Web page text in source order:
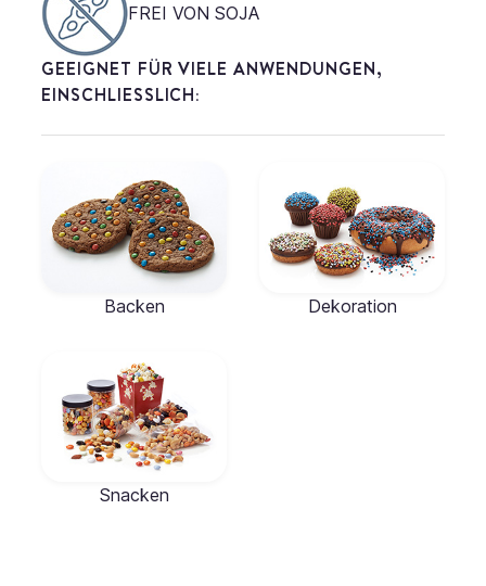
FREI VON SOJA
GEEIGNET FÜR VIELE ANWENDUNGEN,
EINSCHLIESSLICH:
Backen Dekoration
Snacken